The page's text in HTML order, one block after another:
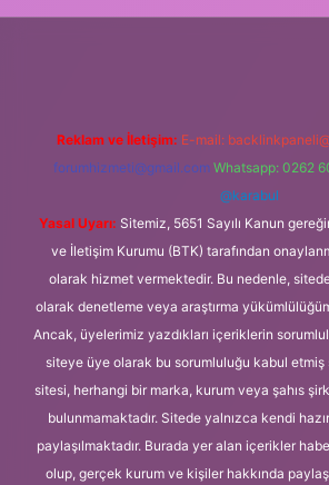
Reklam ve İletişim: E-mail:
forumhizmeti@gmail.com Whatsapp: 0262
@karabul
Yasal Uyarı: Sitemiz, 5651 Sayılı Kanun
ve İletişim Kurumu (BTK) tarafından
olarak hizmet vermektedir. Bu nedenle,
olarak denetleme veya araştırma
Ancak, üyelerimiz yazdıkları içeriklerin
siteye üye olarak bu sorumluluğu kabul etmiş
sitesi, herhangi bir marka, kurum veya şahıs
bulunmamaktadır. Sitede yalnızca kendi
paylaşılmaktadır. Burada yer alan içerikler
olup, gerçek kurum ve kişiler hakkında